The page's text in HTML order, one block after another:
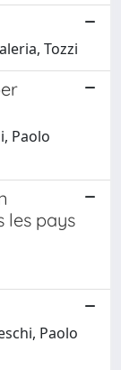
Tozzi
Paolo
les pays
Paolo